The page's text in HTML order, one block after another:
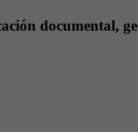
documental,